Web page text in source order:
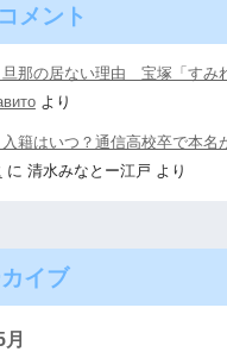
メント
旦那の居ない理由 宝塚「すみ
より
籍はいつ？通信高校卒で本名
に 清水みなとー江戸 より
イブ